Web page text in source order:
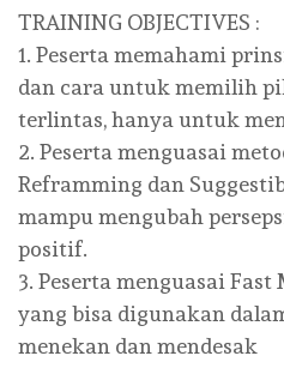
TRAINING OBJECTIVES :
1. Peserta memahami
dan cara untuk memilih
terlintas, hanya untuk
2. Peserta menguasai
Reframming dan
mampu mengubah
positif.
3. Peserta menguasai
yang bisa digunakan
menekan dan mendesak